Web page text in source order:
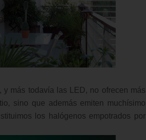
más todavía las LED, no ofrecen más
sino que además emiten muchísimo
los halógenos empotrados por